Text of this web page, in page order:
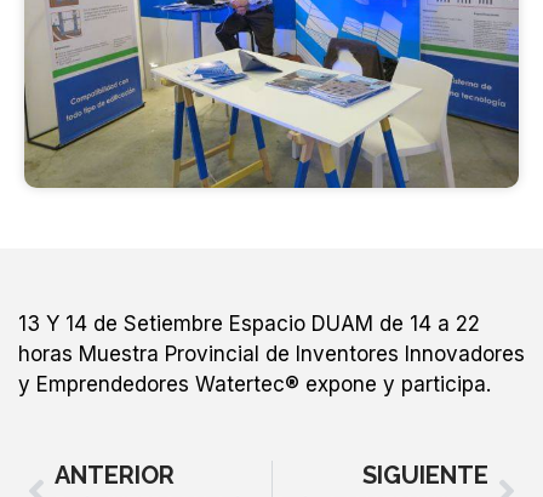
13 Y 14 de Setiembre Espacio DUAM de 14 a 22
horas Muestra Provincial de Inventores Innovadores
y Emprendedores Watertec® expone y participa.
Prev
ANTERIOR SIGUIENTE